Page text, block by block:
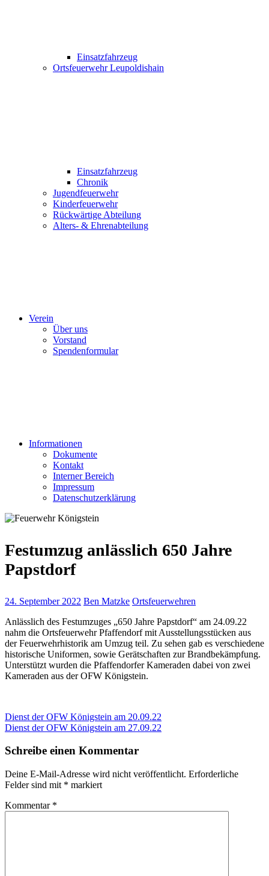
Einsatzfahrzeug
Ortsfeuerwehr Leupoldishain
Einsatzfahrzeug
Chronik
Jugendfeuerwehr
Kinderfeuerwehr
Rückwärtige Abteilung
Alters- & Ehrenabteilung
Verein
Über uns
Vorstand
Spendenformular
Informationen
Dokumente
Kontakt
Interner Bereich
Impressum
Datenschutzerklärung
Festumzug anlässlich 650 Jahre
Papstdorf
24. September 2022 Ben Matzke Ortsfeuerwehren
Anlässlich des Festumzuges „650 Jahre Papstdorf“ am 24.09.22
nahm die Ortsfeuerwehr Pfaffendorf mit Ausstellungsstücken aus
der Feuerwehrhistorik am Umzug teil. Zu sehen gab es verschiedene
historische Uniformen, sowie Gerätschaften zur Brandbekämpfung.
Unterstützt wurden die Pfaffendorfer Kameraden dabei von zwei
Kameraden aus der OFW Königstein.
Beitragsnavigation
Vorheriger
Beitrag:
Dienst der OFW Königstein am 20.09.22
Nächster
Dienst der OFW Königstein am 27.09.22
Schreibe einen Kommentar
Deine E-Mail-Adresse wird nicht veröffentlicht. Erforderliche
Felder sind mit * markiert
Kommentar *